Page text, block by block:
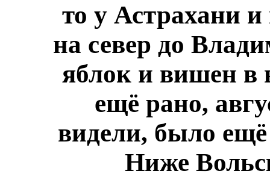
то у Астрахани и
на север до
яблок и вишен в
ещё рано,
видели, было
Ниже